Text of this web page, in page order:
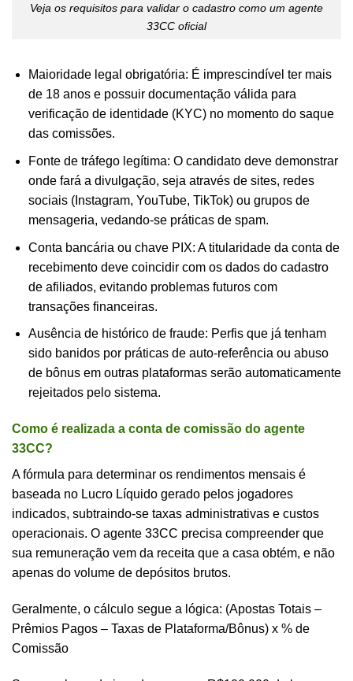
Veja os requisitos para validar o cadastro como um agente
33CC oficial
Maioridade legal obrigatória: É imprescindível ter mais
de 18 anos e possuir documentação válida para
verificação de identidade (KYC) no momento do saque
das comissões.
Fonte de tráfego legítima: O candidato deve demonstrar
onde fará a divulgação, seja através de sites, redes
sociais (Instagram, YouTube, TikTok) ou grupos de
mensageria, vedando-se práticas de spam.
Conta bancária ou chave PIX: A titularidade da conta de
recebimento deve coincidir com os dados do cadastro
de afiliados, evitando problemas futuros com
transações financeiras.
Ausência de histórico de fraude: Perfis que já tenham
sido banidos por práticas de auto-referência ou abuso
de bônus em outras plataformas serão automaticamente
rejeitados pelo sistema.
Como é realizada a conta de comissão do agente
33CC?
A fórmula para determinar os rendimentos mensais é
baseada no Lucro Líquido gerado pelos jogadores
indicados, subtraindo-se taxas administrativas e custos
operacionais. O agente 33CC precisa compreender que
sua remuneração vem da receita que a casa obtém, e não
apenas do volume de depósitos brutos.
Geralmente, o cálculo segue a lógica: (Apostas Totais –
Prêmios Pagos – Taxas de Plataforma/Bônus) x % de
Comissão